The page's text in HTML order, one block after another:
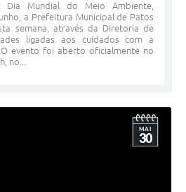
Dia Mundial do Meio Ambiente,
a Prefeitura Municipal de Patos
semana, através da Diretoria de
ligadas aos cuidados com a
evento foi aberto oficialmente no
no...
MAI
30